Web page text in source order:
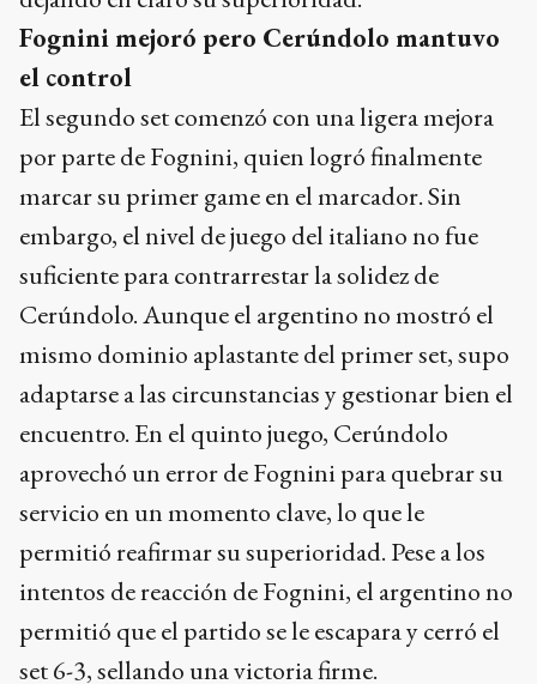
Fognini mejoró pero Cerúndolo mantuvo
el control
El segundo set comenzó con una ligera mejora
por parte de Fognini, quien logró finalmente
marcar su primer game en el marcador. Sin
embargo, el nivel de juego del italiano no fue
suficiente para contrarrestar la solidez de
Cerúndolo. Aunque el argentino no mostró el
mismo dominio aplastante del primer set, supo
adaptarse a las circunstancias y gestionar bien el
encuentro. En el quinto juego, Cerúndolo
aprovechó un error de Fognini para quebrar su
servicio en un momento clave, lo que le
permitió reafirmar su superioridad. Pese a los
intentos de reacción de Fognini, el argentino no
permitió que el partido se le escapara y cerró el
set 6-3, sellando una victoria firme.